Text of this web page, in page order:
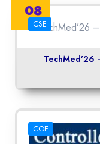
08
MayCSE
TechMed’26
COE